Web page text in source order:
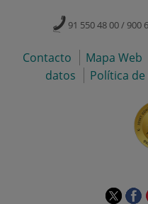
91 550 48 00 / 900
Contacto Mapa Web
datos
Política
Este